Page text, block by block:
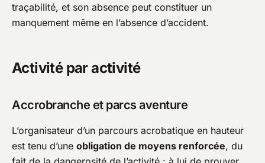
traçabilité, et son absence peut constituer un
manquement même en l’absence d’accident.
Activité par activité
Accrobranche et parcs aventure
L’organisateur d’un parcours acrobatique en hauteur
est tenu d’une obligation de moyens renforcée, du